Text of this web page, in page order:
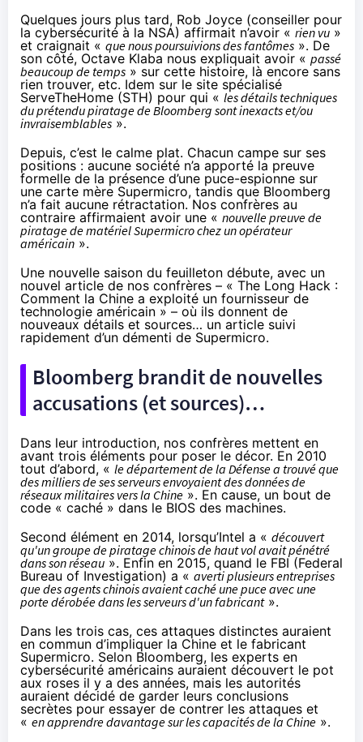
Quelques jours plus tard, Rob Joyce (conseiller pour
la cybersécurité à la NSA) affirmait n’avoir « rien vu »
et craignait « que nous poursuivions des fantômes ». De
son côté, Octave Klaba nous expliquait avoir « passé
beaucoup de temps » sur cette histoire, là encore sans
rien trouver, etc. Idem sur le site spécialisé
ServeTheHome (STH) pour qui « les détails techniques
du prétendu piratage de Bloomberg sont inexacts et/ou
invraisemblables ».
Depuis, c’est le calme plat. Chacun campe sur ses
positions : aucune société n’a apporté la preuve
formelle de la présence d’une puce-espionne sur
une carte mère Supermicro, tandis que Bloomberg
n’a fait aucune rétractation. Nos confrères au
contraire affirmaient avoir une « nouvelle preuve de
piratage de matériel Supermicro chez un opérateur
américain ».
Une nouvelle saison du feuilleton débute, avec un
nouvel article de nos confrères – « The Long Hack :
Comment la Chine a exploité un fournisseur de
technologie américain » – où ils donnent de
nouveaux détails et sources… un article suivi
rapidement d’un démenti de Supermicro.
Bloomberg brandit de nouvelles
accusations (et sources)…
Dans leur introduction, nos confrères mettent en
avant trois éléments pour poser le décor. En 2010
tout d’abord, « le département de la Défense a trouvé que
des milliers de ses serveurs envoyaient des données de
réseaux militaires vers la Chine ». En cause, un bout de
code « caché » dans le BIOS des machines.
Second élément en 2014, lorsqu’Intel a « découvert
qu'un groupe de piratage chinois de haut vol avait pénétré
dans son réseau ». Enfin en 2015, quand le FBI (Federal
Bureau of Investigation) a « averti plusieurs entreprises
que des agents chinois avaient caché une puce avec une
porte dérobée dans les serveurs d'un fabricant».
Dans les trois cas, ces attaques distinctes auraient
en commun d’impliquer la Chine et le fabricant
Supermicro. Selon Bloomberg, les experts en
cybersécurité américains auraient découvert le pot
aux roses il y a des années, mais les autorités
auraient décidé de garder leurs conclusions
secrètes pour essayer de contrer les attaques et
« en apprendre davantage sur les capacités de la Chine ».